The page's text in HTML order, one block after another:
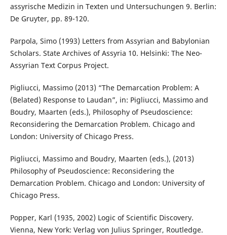
assyrische Medizin in Texten und Untersuchungen 9. Berlin:
De Gruyter, pp. 89-120.
Parpola, Simo (1993) Letters from Assyrian and Babylonian
Scholars. State Archives of Assyria 10. Helsinki: The Neo-
Assyrian Text Corpus Project.
Pigliucci, Massimo (2013) “The Demarcation Problem: A
(Belated) Response to Laudan”, in: Pigliucci, Massimo and
Boudry, Maarten (eds.), Philosophy of Pseudoscience:
Reconsidering the Demarcation Problem. Chicago and
London: University of Chicago Press.
Pigliucci, Massimo and Boudry, Maarten (eds.), (2013)
Philosophy of Pseudoscience: Reconsidering the
Demarcation Problem. Chicago and London: University of
Chicago Press.
Popper, Karl (1935, 2002) Logic of Scientific Discovery.
Vienna, New York: Verlag von Julius Springer, Routledge.